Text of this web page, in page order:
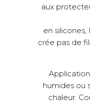
aux
en
crée pas de
humides ou
chaleur.